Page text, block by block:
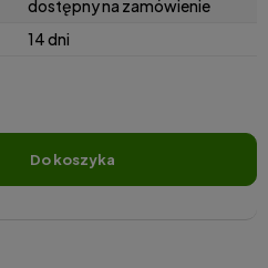
dostępny na zamówienie
14 dni
do koszyka